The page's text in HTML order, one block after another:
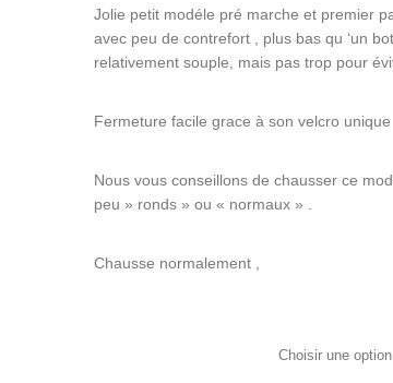
Jolie petit modéle pré marche et premier
avec peu de contrefort , plus bas qu ‘un
relativement souple, mais pas trop pour
Fermeture facile grace à son velcro unique
Nous vous conseillons de chausser ce
peu » ronds » ou « normaux » .
Chausse normalement ,